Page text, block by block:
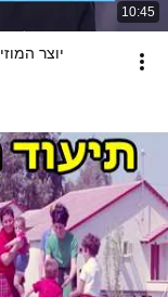
10:45
יוצר